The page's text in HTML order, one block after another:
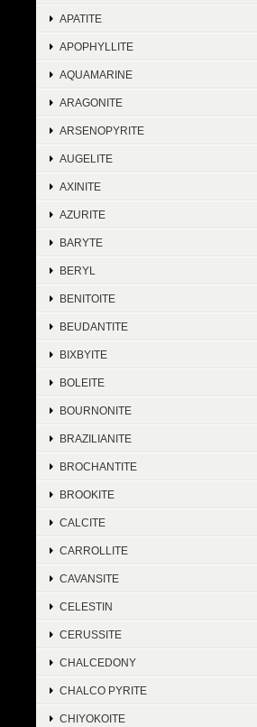
APATITE
APOPHYLLITE
AQUAMARINE
ARAGONITE
ARSENOPYRITE
AUGELITE
AXINITE
AZURITE
BARYTE
BERYL
BENITOITE
BEUDANTITE
BIXBYITE
BOLEITE
BOURNONITE
BRAZILIANITE
BROCHANTITE
BROOKITE
CALCITE
CARROLLITE
CAVANSITE
CELESTIN
CERUSSITE
CHALCEDONY
CHALCO PYRITE
CHIYOKOITE